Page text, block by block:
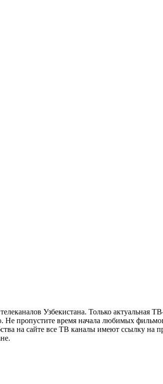
Узбекистана. Только актуальная
пропустите время начала любимых
на сайте все ТВ каналы имеют ссылку на